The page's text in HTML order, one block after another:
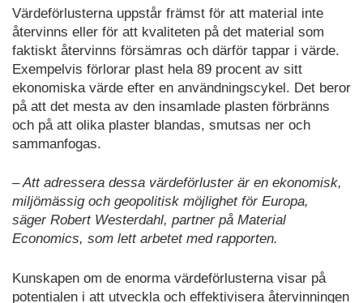
Värdeförlusterna uppstår främst för att material inte
återvinns eller för att kvaliteten på det material som
faktiskt återvinns försämras och därför tappar i värde.
Exempelvis förlorar plast hela 89 procent av sitt
ekonomiska värde efter en användningscykel. Det beror
på att det mesta av den insamlade plasten förbränns
och på att olika plaster blandas, smutsas ner och
sammanfogas.
– Att adressera dessa värdeförluster är en ekonomisk,
miljömässig och geopolitisk möjlighet för Europa,
säger Robert Westerdahl, partner på Material
Economics, som lett arbetet med rapporten.
Kunskapen om de enorma värdeförlusterna visar på
potentialen i att utveckla och effektivisera återvinningen